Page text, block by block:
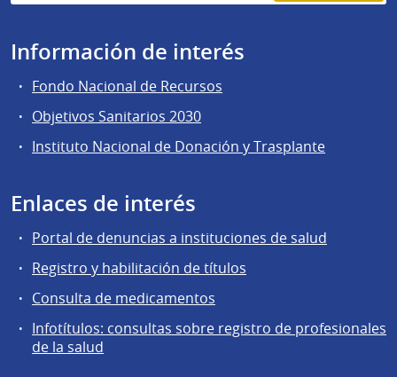
Información de interés
Fondo Nacional de Recursos
Objetivos Sanitarios 2030
Instituto Nacional de Donación y Trasplante
Enlaces de interés
Portal de denuncias a instituciones de salud
Registro y habilitación de títulos
Consulta de medicamentos
Infotítulos: consultas sobre registro de profesionales
de la salud